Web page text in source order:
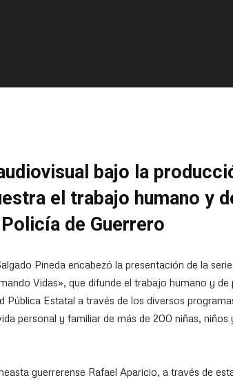
bajo la
el trabajo humano y
de Guerrero
Pineda encabezó la presentación de la
Vidas», que difunde el trabajo humano y de
Pública Estatal a través de los diversos
personal y familiar de más de 200 niñas, niños
guerrerense Rafael Aparicio, a través de